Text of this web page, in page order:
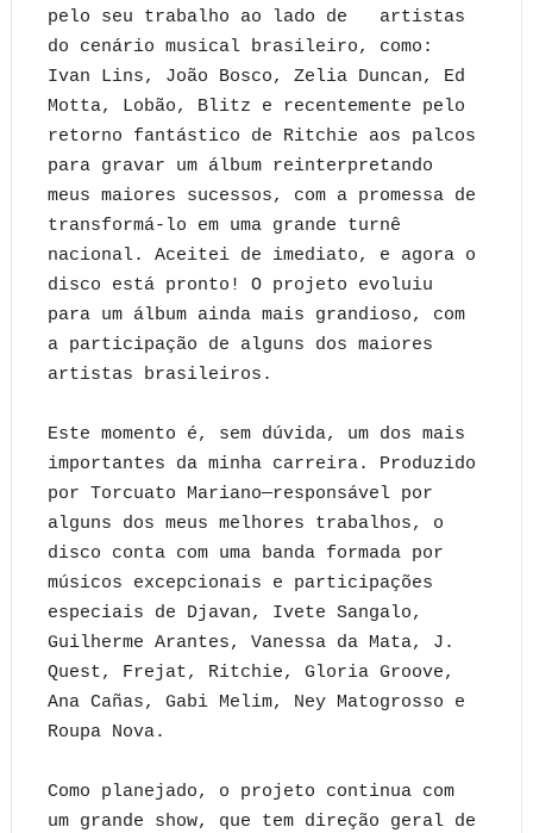
pelo seu trabalho ao lado de artistas
do cenário musical brasileiro, como:
Ivan Lins, João Bosco, Zelia Duncan, Ed
Motta, Lobão, Blitz e recentemente pelo
retorno fantástico de Ritchie aos palcos
para gravar um álbum reinterpretando
meus maiores sucessos, com a promessa de
transformá-lo em uma grande turnê
nacional. Aceitei de imediato, e agora o
disco está pronto! O projeto evoluiu
para um álbum ainda mais grandioso, com
a participação de alguns dos maiores
artistas brasileiros.
Este momento é, sem dúvida, um dos mais
importantes da minha carreira. Produzido
por Torcuato Mariano—responsável por
alguns dos meus melhores trabalhos, o
disco conta com uma banda formada por
músicos excepcionais e participações
especiais de Djavan, Ivete Sangalo,
Guilherme Arantes, Vanessa da Mata, J.
Quest, Frejat, Ritchie, Gloria Groove,
Ana Cañas, Gabi Melim, Ney Matogrosso e
Roupa Nova.
Como planejado, o projeto continua com
um grande show, que tem direção geral de